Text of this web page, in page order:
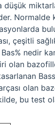
düşük
Normalde
çeşitli
nedir
olan
Bass
olan
bu test